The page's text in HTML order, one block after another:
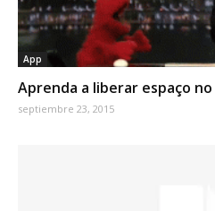
App
Aprenda a liberar espaço
septiembre 23, 2015